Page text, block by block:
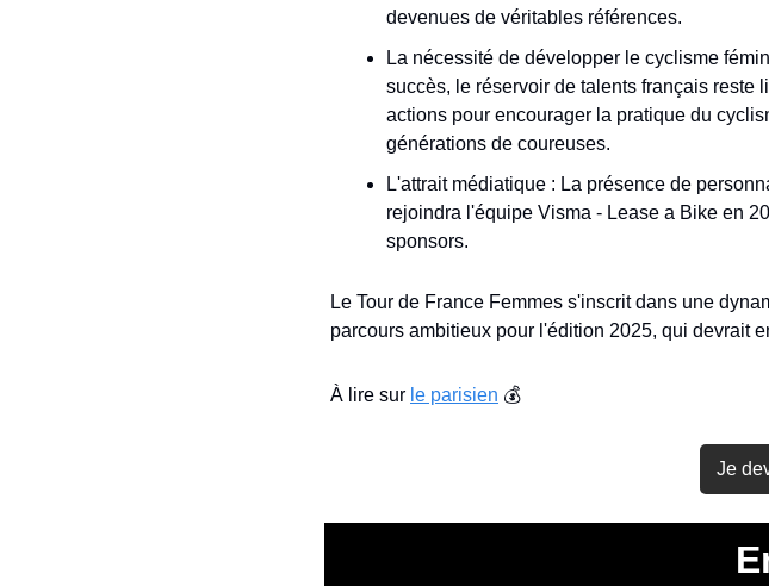
devenues de véritables références.
La nécessité de développer le cyclisme
succès, le réservoir de talents français reste
actions pour encourager la pratique du
générations de coureuses.
L'attrait médiatique : La présence de
rejoindra l'équipe Visma - Lease a Bike en
sponsors.
Le Tour de France Femmes s'inscrit dans une
parcours ambitieux pour l'édition 2025, qui devrait
À lire sur le parisien 💰
Je